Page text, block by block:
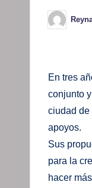
Publicado
por
En tres
conjunto
ciudad de
apoyos.
Sus
para la
hacer